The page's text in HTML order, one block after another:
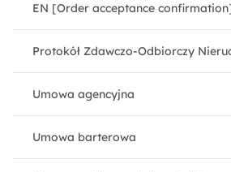
EN [Order acceptance
Protokół Zdawczo-Odbiorczy
Umowa agencyjna
Umowa barterowa